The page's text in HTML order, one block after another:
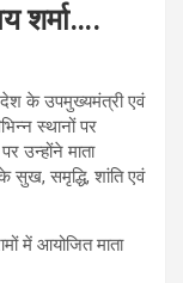
शर्मा….
के उपमुख्यमंत्री एवं
स्थानों पर
उन्होंने माता
सुख, समृद्धि, शांति एवं